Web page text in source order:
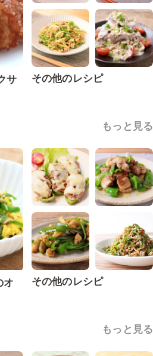
サ
その他のレシピ
もっと見る
オ
その他のレシピ
もっと見る